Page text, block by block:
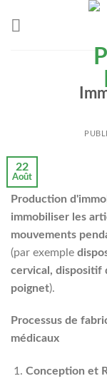
22
Août
Production
immobiliser les
mouvements
(par exemple
cervical, dispositif
poignet).
Processus de
médicaux
Conception et